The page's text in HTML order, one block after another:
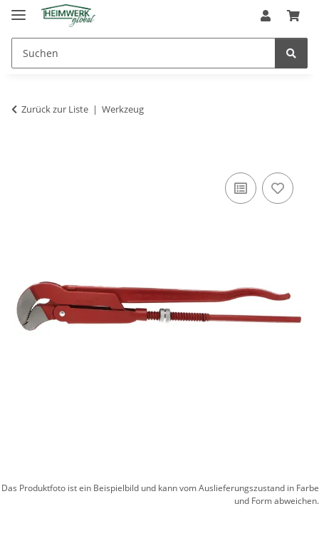
Zurück zur Liste Werkzeug
Das Produktfoto ist ein Beispielbild und kann vom Auslieferungszustand in Farbe
und Form abweichen.